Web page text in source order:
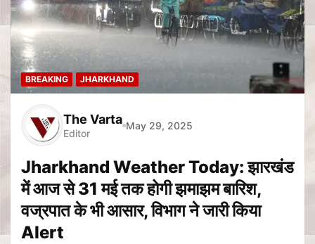
BREAKING JHARKHAND
The Varta
Editor
May 29, 2025
Jharkhand Weather Today: झारखंड
में आज से 31 मई तक होगी झमाझम बारिश,
वज्रपात के भी आसार, विभाग ने जारी किया
Alert